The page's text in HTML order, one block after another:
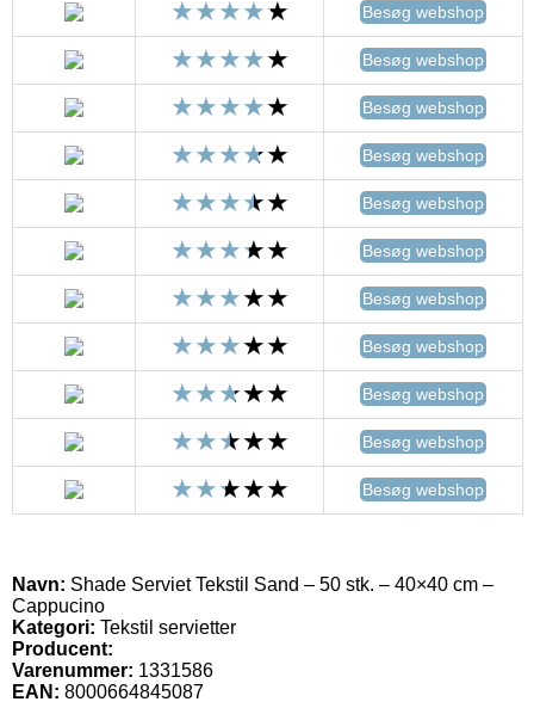
Besøg webshop
Besøg webshop
Besøg webshop
Besøg webshop
Besøg webshop
Besøg webshop
Besøg webshop
Besøg webshop
Besøg webshop
Besøg webshop
Besøg webshop
Navn: Shade Serviet Tekstil Sand – 50 stk. – 40×40 cm –
Cappucino
Kategori: Tekstil servietter
Producent:
Varenummer: 1331586
EAN: 8000664845087